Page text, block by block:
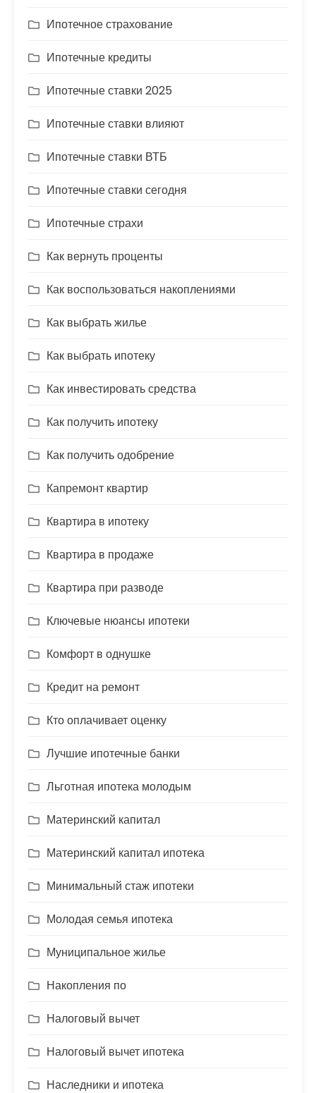
Ипотечное страхование
Ипотечные кредиты
Ипотечные ставки 2025
Ипотечные ставки влияют
Ипотечные ставки ВТБ
Ипотечные ставки сегодня
Ипотечные страхи
Как вернуть проценты
Как воспользоваться накоплениями
Как выбрать жилье
Как выбрать ипотеку
Как инвестировать средства
Как получить ипотеку
Как получить одобрение
Капремонт квартир
Квартира в ипотеку
Квартира в продаже
Квартира при разводе
Ключевые нюансы ипотеки
Комфорт в однушке
Кредит на ремонт
Кто оплачивает оценку
Лучшие ипотечные банки
Льготная ипотека молодым
Материнский капитал
Материнский капитал ипотека
Минимальный стаж ипотеки
Молодая семья ипотека
Муниципальное жилье
Накопления по
Налоговый вычет
Налоговый вычет ипотека
Наследники и ипотека